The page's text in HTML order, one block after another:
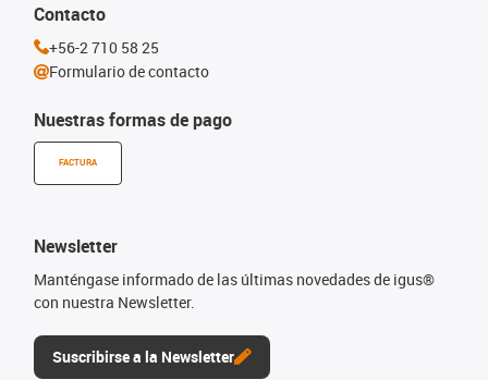
Nuestras formas de pago
FACTURA
Newsletter
Manténgase informado de las últimas novedades de igus®
con nuestra Newsletter.
Suscribirse a la Newsletter
Contacto
+56-2 710 58 25
Formulario de contacto